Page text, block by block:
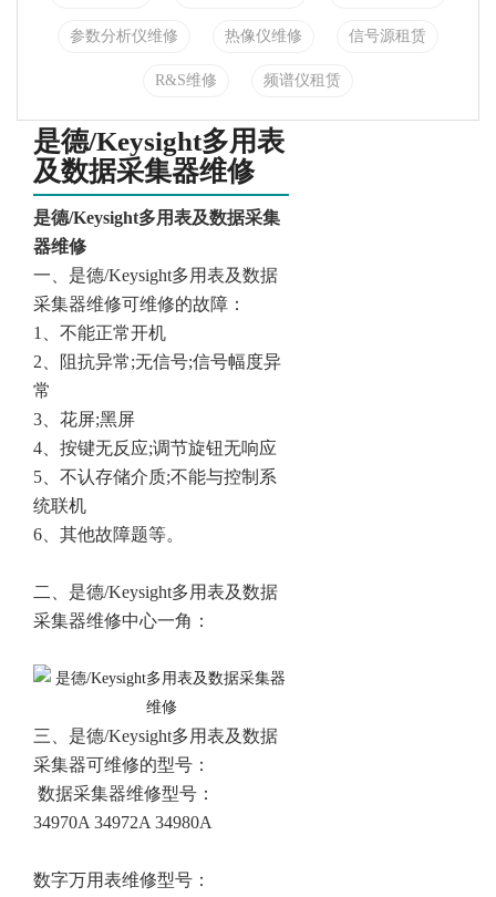
参数分析仪维修 热像仪维修 信号源租赁
R&S维修 频谱仪租赁
是德/Keysight多用表
及数据采集器维修
是德/Keysight多用表及数据采集
器维修
一、 是德/Keysight多用表及数据
采集器维修可维修的故障：
1、不能正常开机
2、阻抗异常;无信号;信号幅度异
常
3、花屏;黑屏
4、按键无反应;调节旋钮无响应
5、不认存储介质;不能与控制系
统联机
6、其他故障题等。
二、 是德/Keysight多用表及数据
采集器维修中心一角：
三、是德/Keysight多用表及数据
采集器可维修的型号：
数据采集器维修型号：
34970A 34972A 34980A
数字万用表维修型号 ：